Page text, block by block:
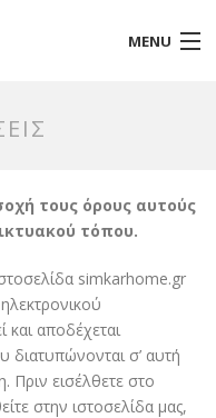
MENU
τους όρους αυτούς
τόπου.
simkarhome.gr
και αποδέχεται
σ’ αυτή
Πριν εισέλθετε στο
στην ιστοσελίδα μας,